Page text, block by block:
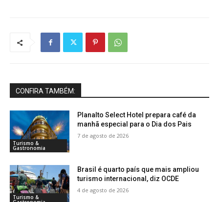
CONFIRA TAMBÉM:
Turismo &
Gastronomia
Planalto Select Hotel prepara café da
manhã especial para o Dia dos Pais
7 de agosto de 2026
Turismo &
Brasil é quarto país que mais ampliou
turismo internacional, diz OCDE
4 de agosto de 2026